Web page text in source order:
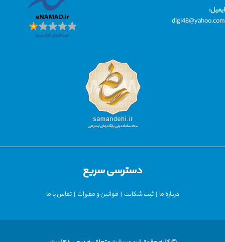
ایمیل:
digi48@yahoo.com
دسترسی سریع
درباره ما |ثبت شکایت | قوانین و مقررات |تماس با ما